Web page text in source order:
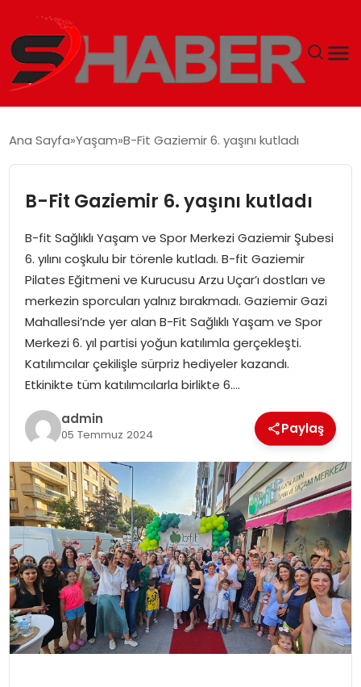
MAGAZIN
TEKNOLOJI
SPOR
EKONOMI
SIYASET
EĞITIM
YAŞAM
Ana Sayfa Yaşam B-Fit Gaziemir 6. yaşını kutladı
B-Fit Gaziemir 6. yaşını kutladı
B-fit Sağlıklı Yaşam ve Spor Merkezi Gaziemir Şubesi
6. yılını coşkulu bir törenle kutladı. B-fit Gaziemir
Pilates Eğitmeni ve Kurucusu Arzu Uçar’ı dostları ve
merkezin sporcuları yalnız bırakmadı. Gaziemir Gazi
Mahallesi’nde yer alan B-Fit Sağlıklı Yaşam ve Spor
Merkezi 6. yıl partisi yoğun katılımla gerçekleşti.
Katılımcılar çekilişle sürpriz hediyeler kazandı.
Etkinikte tüm katılımcılarla birlikte 6….
admin
05 Temmuz 2024 Paylaş